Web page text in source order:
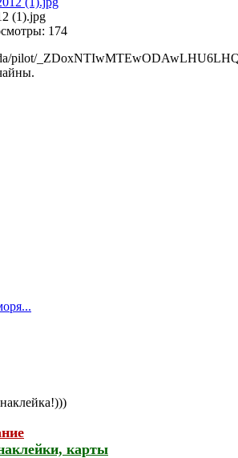
(1).jpg
174
pilot/
карты